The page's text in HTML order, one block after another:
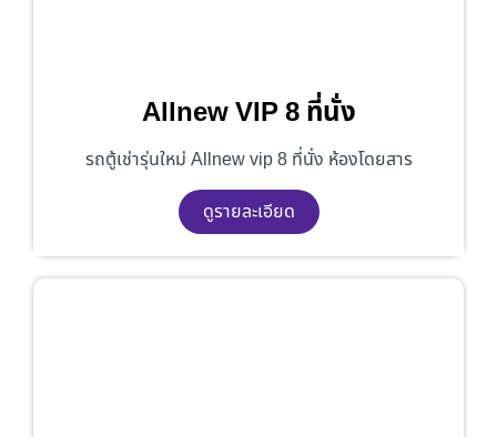
Allnew VIP 8 ที่นั่ง
รถตู้เช่ารุ่นใหม่ Allnew vip 8 ที่นั่ง ห้องโดยสาร
ดูรายละเอียด